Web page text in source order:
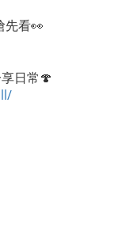
先看👀
日常🍄